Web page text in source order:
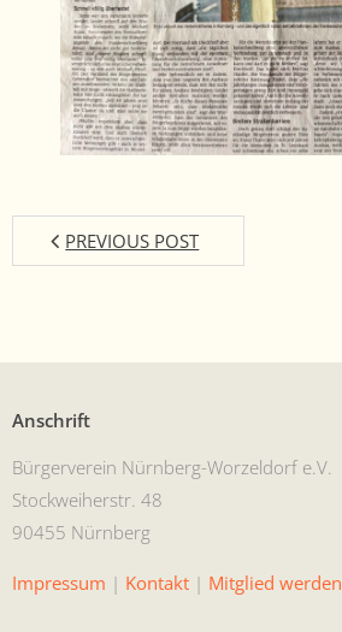
PREVIOUS POST
Anschrift
Bürg­ervere­in Nürn­berg-Worzel­dorf e.V.
Stock­wei­her­str. 48
90455 Nürnberg
Impres­sum | Kon­takt | Mit­glied werden